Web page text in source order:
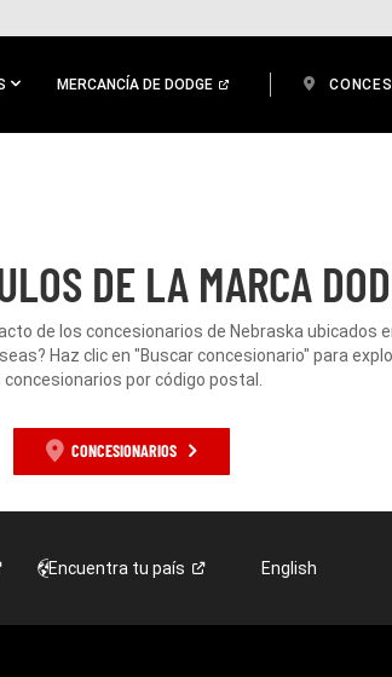
MERCANCÍA DE DODGE
DE LA MARCA
de los concesionarios de Nebraska ubicados
Haz clic en "Buscar concesionario" para
concesionarios por código postal.
CONCESIONARIOS
Encuentra tu país English